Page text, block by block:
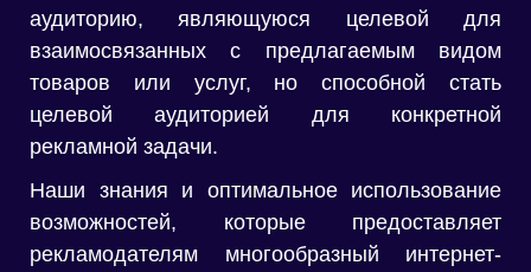
аудиторию, являющуюся целевой для
взаимосвязанных с предлагаемым видом
товаров или услуг, но способной стать
целевой аудиторией для конкретной
рекламной задачи.
Наши знания и оптимальное использование
возможностей, которые предоставляет
рекламодателям многообразный интернет-